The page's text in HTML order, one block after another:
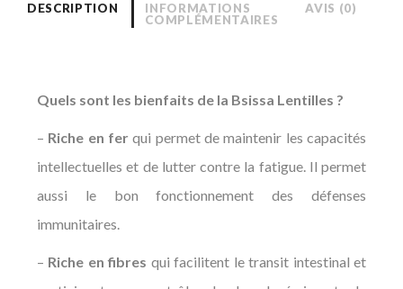
DESCRIPTION
INFORMATIONS
COMPLÉMENTAIRES
AVIS (0)
Quels sont les bienfaits de la Bsissa Lentilles ?
– Riche en fer qui permet de maintenir les capacités
intellectuelles et de lutter contre la fatigue. Il permet
aussi le bon fonctionnement des défenses
immunitaires.
– Riche en fibres qui facilitent le transit intestinal et